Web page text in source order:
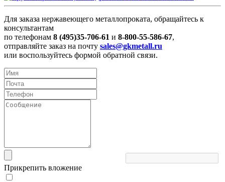
Для заказа нержавеющего металлопроката, обращайтесь к
консультантам
по телефонам 8 (495)35-706-61 и 8-800-55-586-67,
отправляйте заказ на почту sales@gkmetall.ru
или воспользуйтесь формой обратной связи.
Прикрепить вложение